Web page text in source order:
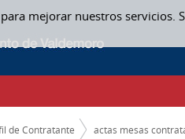
mejorar nuestros
CONTRATACION
de Contratante actas mesas